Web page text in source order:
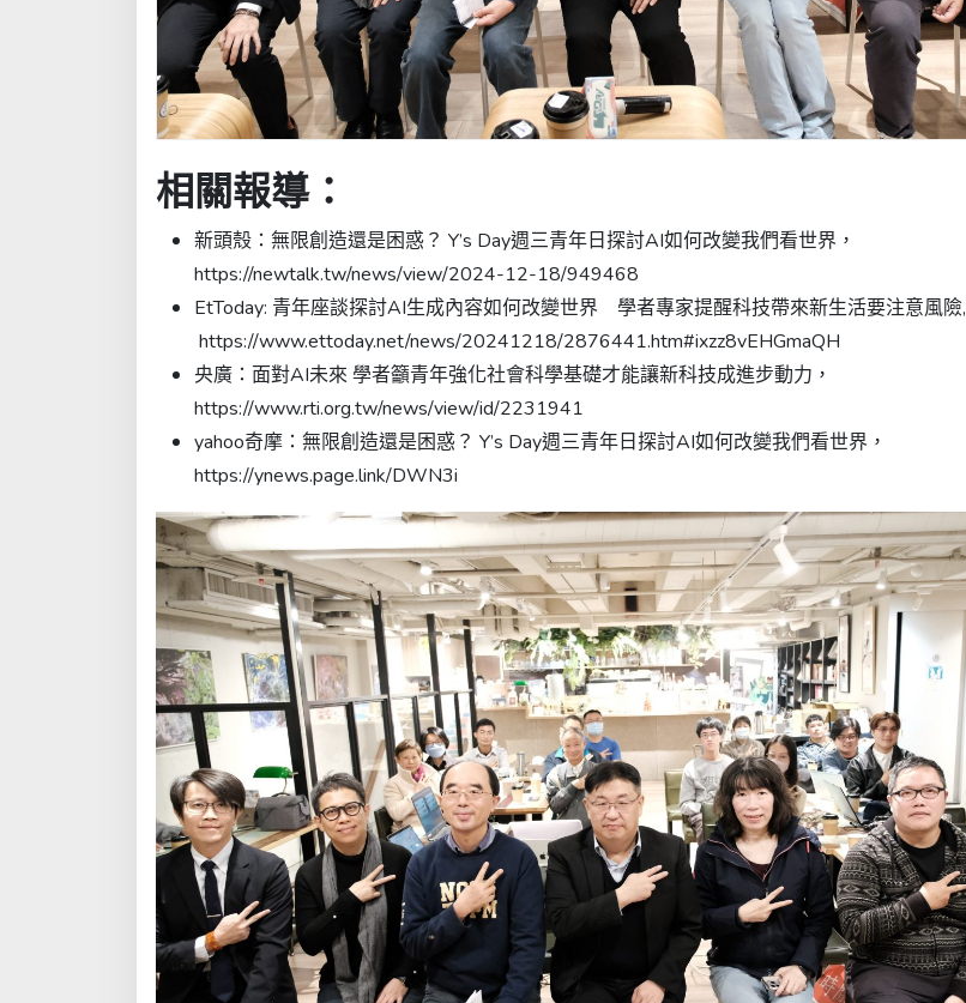
相關報導：
新頭殼：無限創造還是困惑？ Y’s Day週三青年日探討AI如何改變我們看世界，
https://newtalk.tw/news/view/2024-12-18/949468
EtToday: 青年座談探討AI生成內容如何改變世界 學者專家提醒科技帶來新生活要注意風險,
https://www.ettoday.net/news/20241218/2876441.htm#ixzz8vEHGmaQH
央廣：面對AI未來 學者籲青年強化社會科學基礎才能讓新科技成進步動力，
https://www.rti.org.tw/news/view/id/2231941
yahoo奇摩：無限創造還是困惑？ Y’s Day週三青年日探討AI如何改變我們看世界，
https://ynews.page.link/DWN3i